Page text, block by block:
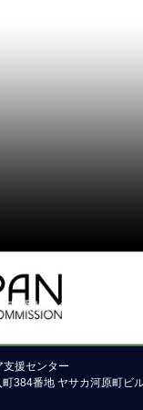
援センターについて
支援センター
384番地 ヤサカ河原町ビ